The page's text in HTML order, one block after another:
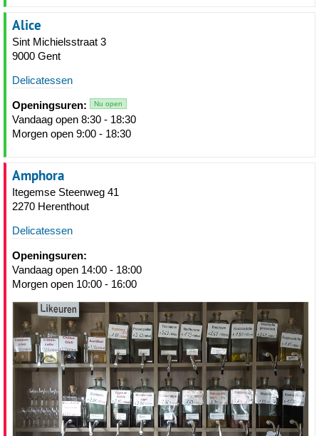
Alice
Sint Michielsstraat 3
9000 Gent
Delicatessen
Openingsuren: Nu open
Vandaag open 8:30 - 18:30
Morgen open 9:00 - 18:30
Amphora
Itegemse Steenweg 41
2270 Herenthout
Delicatessen
Openingsuren:
Vandaag open 14:00 - 18:00
Morgen open 10:00 - 16:00